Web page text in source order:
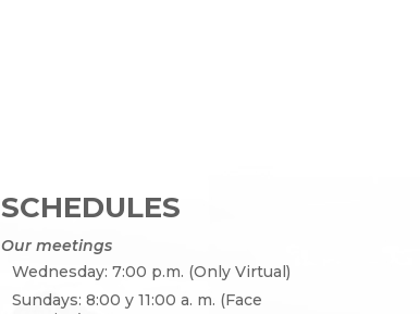
SCHEDULES
Our meetings
Wednesday: 7:00 p.m. (Only Virtual)
Sundays: 8:00 y 11:00 a. m. (Face